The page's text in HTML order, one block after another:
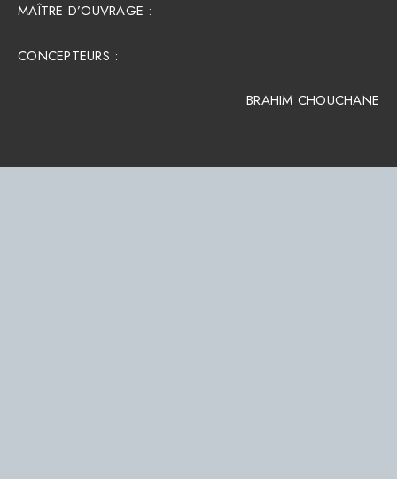
MAÎTRE D’OUVRAGE :
CONCEPTEURS :
BRAHIM CHOUCHANE